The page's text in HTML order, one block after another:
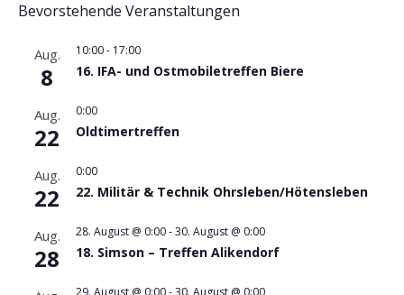
Bevorstehende Veranstaltungen
Aug.
8
10:00- 17:00
16. IFA- und Ostmobiletreffen Biere
Aug.
22
0:00
Oldtimertreffen
Aug.
22
0:00
22. Militär & Technik Ohrsleben/Hötensleben
Aug.
28
28. August @ 0:00-30. August @ 0:00
18. Simson – Treffen Alikendorf
29. August @ 0:00-30. August @ 0:00